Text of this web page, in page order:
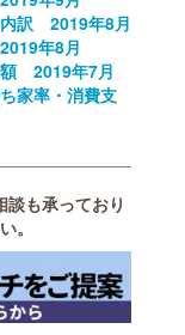
内訳 2019年8月
年8月
額 2019年7月
家率・消費支
も承っており
。